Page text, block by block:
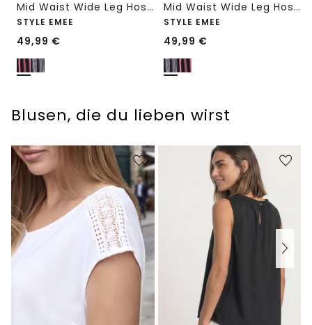
Mid Waist Wide Leg Hose mit Streifen
STYLE EMEE
49,99 €
Mid Waist Wide Leg Hose mit Streifen
STYLE EMEE
49,99 €
Blusen, die du lieben wirst